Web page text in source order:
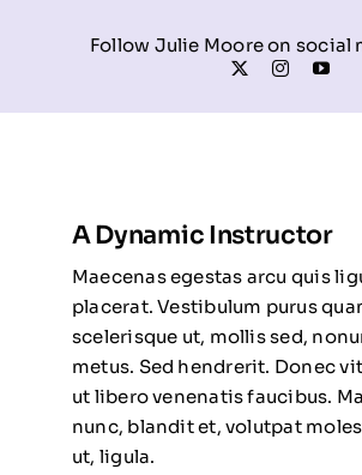
Follow Julie Moore on social
A Dynamic Instructor
Maecenas egestas arcu quis
placerat. Vestibulum purus
scelerisque ut, mollis sed,
metus. Sed hendrerit. Donec
ut libero venenatis faucibus.
nunc, blandit et, volutpat
ut, ligula.